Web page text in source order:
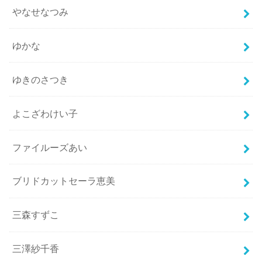
やなせなつみ
ゆかな
ゆきのさつき
よこざわけい子
ファイルーズあい
ブリドカットセーラ恵美
三森すずこ
三澤紗千香